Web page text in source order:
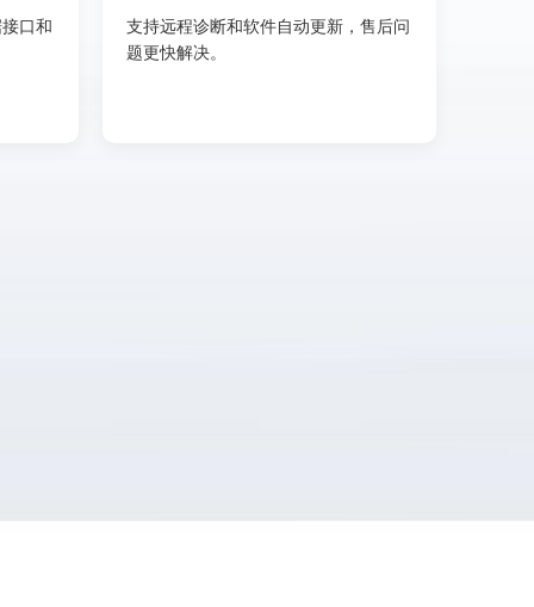
口和
支持远程诊断和软件自动更新，售后问
题更快解决。